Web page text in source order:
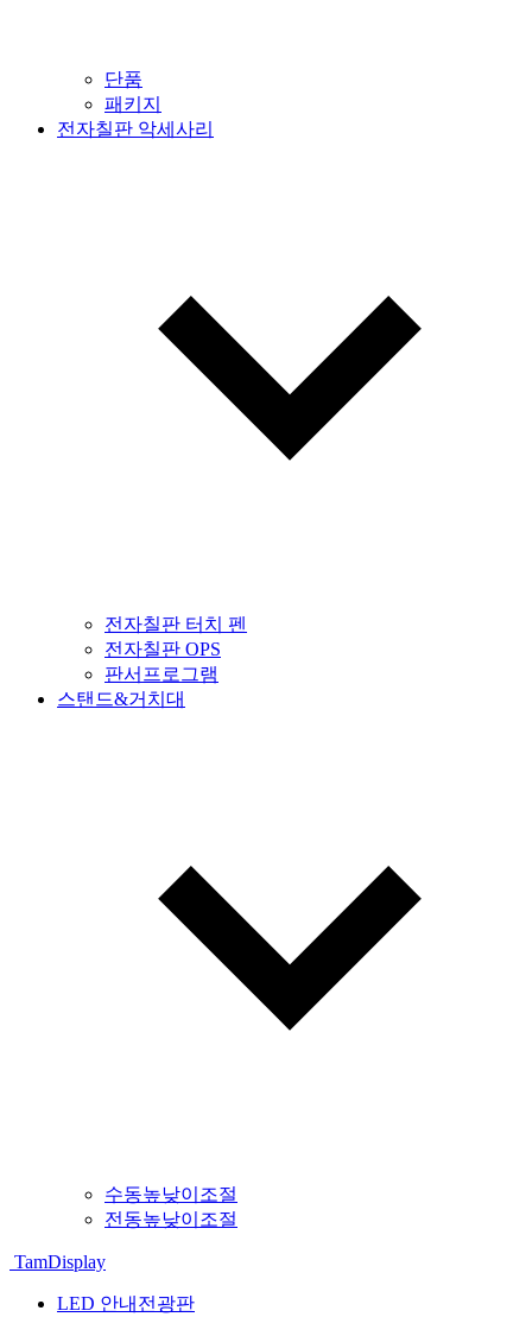
단품
패키지
전자칠판 악세사리
전자칠판 터치 펜
전자칠판 OPS
판서프로그램
스탠드&거치대
수동높낮이조절
전동높낮이조절
TamDisplay
LED 안내전광판